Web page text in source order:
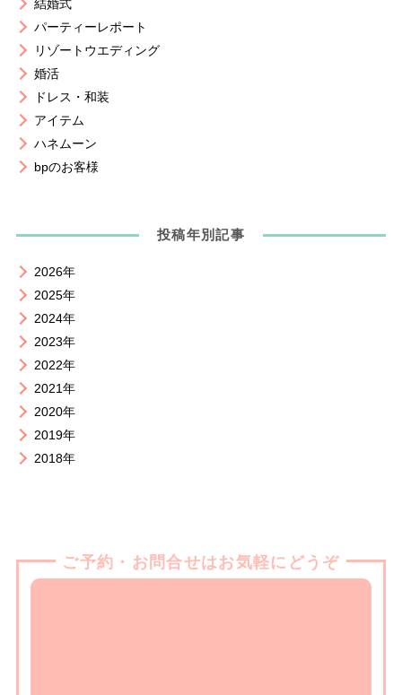
結婚式
パーティーレポート
リゾートウエディング
婚活
ドレス・和装
アイテム
ハネムーン
bpのお客様
投稿年別記事
2026年
2025年
2024年
2023年
2022年
2021年
2020年
2019年
2018年
ご予約・お問合せはお気軽にどうぞ